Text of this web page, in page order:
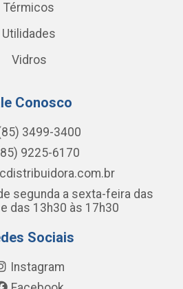
Térmicos
Utilidades
Vidros
Conosco
3499-3400
9225-6170
segunda a sexta-feira das
das 13h30 às 17h30
Sociais
Instagram